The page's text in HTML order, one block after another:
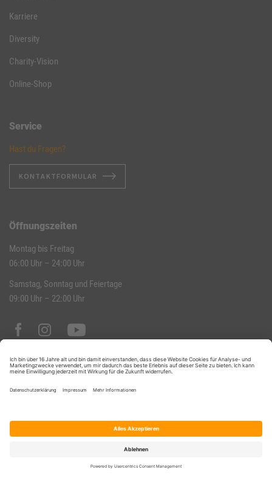
Karriere
Diversity
Charity-Vision
Online-Shop
Service
Hast du Fragen?
KONTAKTFORMULAR
Öffnungszeiten
Montag bis Freitag
06:00 Uhr – 24:00 Uhr
Samstag, Sonntag und Feiertage
09:00 Uhr – 22:00 Uhr
Hausordnung
Datenschutz-Einstellungen